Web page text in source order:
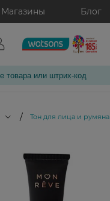
Магазины Блог
/ Тон для лица и румяна